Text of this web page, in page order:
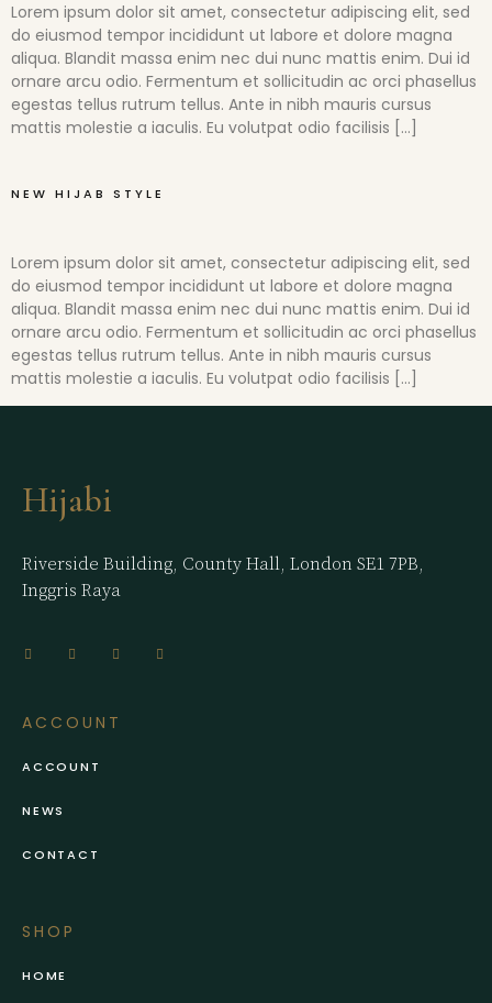
Lorem ipsum dolor sit amet, consectetur adipiscing elit, sed
do eiusmod tempor incididunt ut labore et dolore magna
aliqua. Blandit massa enim nec dui nunc mattis enim. Dui id
ornare arcu odio. Fermentum et sollicitudin ac orci phasellus
egestas tellus rutrum tellus. Ante in nibh mauris cursus
mattis molestie a iaculis. Eu volutpat odio facilisis […]
NEW HIJAB STYLE
Lorem ipsum dolor sit amet, consectetur adipiscing elit, sed
do eiusmod tempor incididunt ut labore et dolore magna
aliqua. Blandit massa enim nec dui nunc mattis enim. Dui id
ornare arcu odio. Fermentum et sollicitudin ac orci phasellus
egestas tellus rutrum tellus. Ante in nibh mauris cursus
mattis molestie a iaculis. Eu volutpat odio facilisis […]
Hijabi
Riverside Building, County Hall, London SE1 7PB,
Inggris Raya
ACCOUNT
ACCOUNT
NEWS
CONTACT
SHOP
HOME